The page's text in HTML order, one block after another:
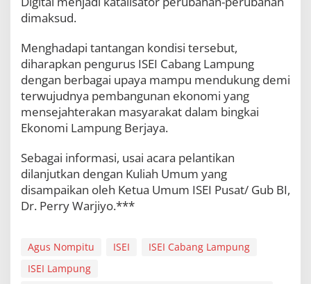
dimaksud.
Menghadapi tantangan kondisi tersebut,
diharapkan pengurus ISEI Cabang Lampung
dengan berbagai upaya mampu mendukung demi
terwujudnya pembangunan ekonomi yang
mensejahterakan masyarakat dalam bingkai
Ekonomi Lampung Berjaya.
Sebagai informasi, usai acara pelantikan
dilanjutkan dengan Kuliah Umum yang
disampaikan oleh Ketua Umum ISEI Pusat/ Gub BI,
Dr. Perry Warjiyo.***
Agus Nompitu ISEI
ISEI Cabang Lampung
ISEI Lampung